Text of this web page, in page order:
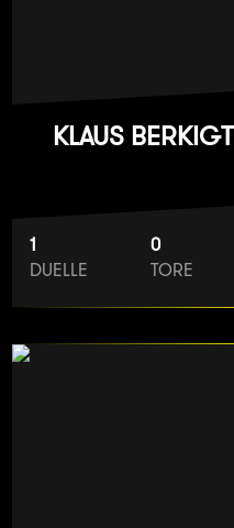
KLAUS BERKIGT
1
DUELLE
0
TORE